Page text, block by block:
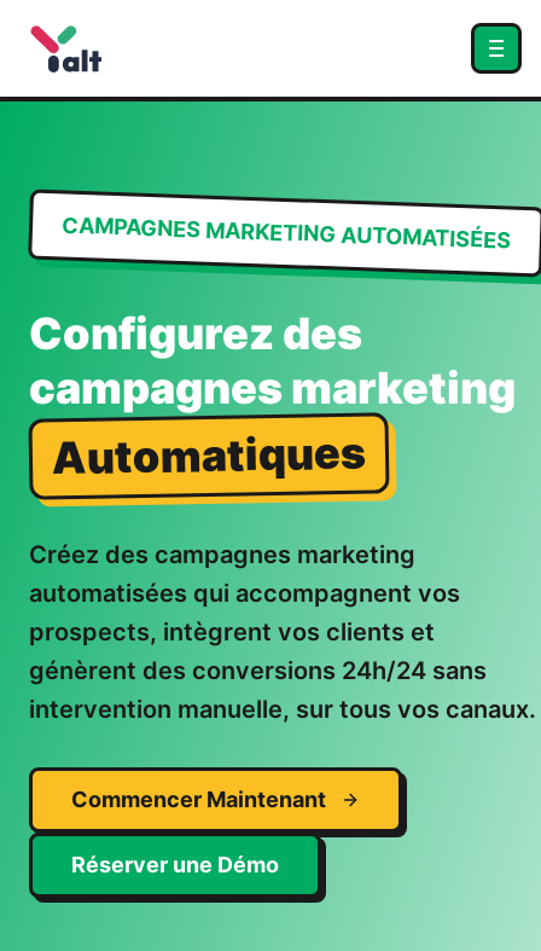
CAMPAGNES MARKETING AUTOMATISÉES
Configurez des
campagnes marketing
Automatiques
Créez des campagnes marketing
automatisées qui accompagnent vos
prospects, intègrent vos clients et
génèrent des conversions 24h/24 sans
intervention manuelle, sur tous vos canaux.
Commencer Maintenant
Réserver une Démo